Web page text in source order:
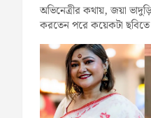
অভিনেত্রীর কথায়, জয়া
করতেন পরে কয়েকটা ছবিতে